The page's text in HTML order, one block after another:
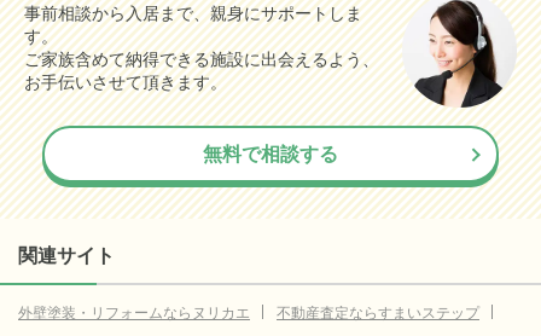
事前相談から入居まで、親身にサポートしま
す。
ご家族含めて納得できる施設に出会えるよう、
お手伝いさせて頂きます。
無料で相談する
関連サイト
外壁塗装・リフォームならヌリカエ
不動産査定ならすまいステップ